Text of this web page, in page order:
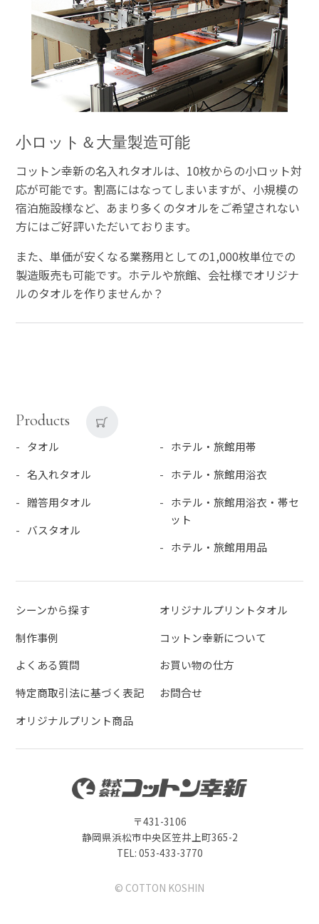
小ロット＆大量製造可能
コットン幸新の名入れタオルは、10枚からの小ロット対
応が可能です。割高にはなってしまいますが、小規模の
宿泊施設様など、あまり多くのタオルをご希望されない
方にはご好評いただいております。
また、単価が安くなる業務用としての1,000枚単位での
製造販売も可能です。ホテルや旅館、会社様でオリジナ
ルのタオルを作りませんか？
Products
タオル
名入れタオル
贈答用タオル
バスタオル
ホテル・旅館用帯
ホテル・旅館用浴衣
ホテル・旅館用浴衣・帯セ
ット
ホテル・旅館用用品
シーンから探す
オリジナルプリントタオル
制作事例
コットン幸新について
よくある質問
お買い物の仕方
特定商取引法に基づく表記
お問合せ
オリジナルプリント商品
〒431-3106
静岡県浜松市中央区笠井上町365-2
TEL: 053-433-3770
© COTTON KOSHIN